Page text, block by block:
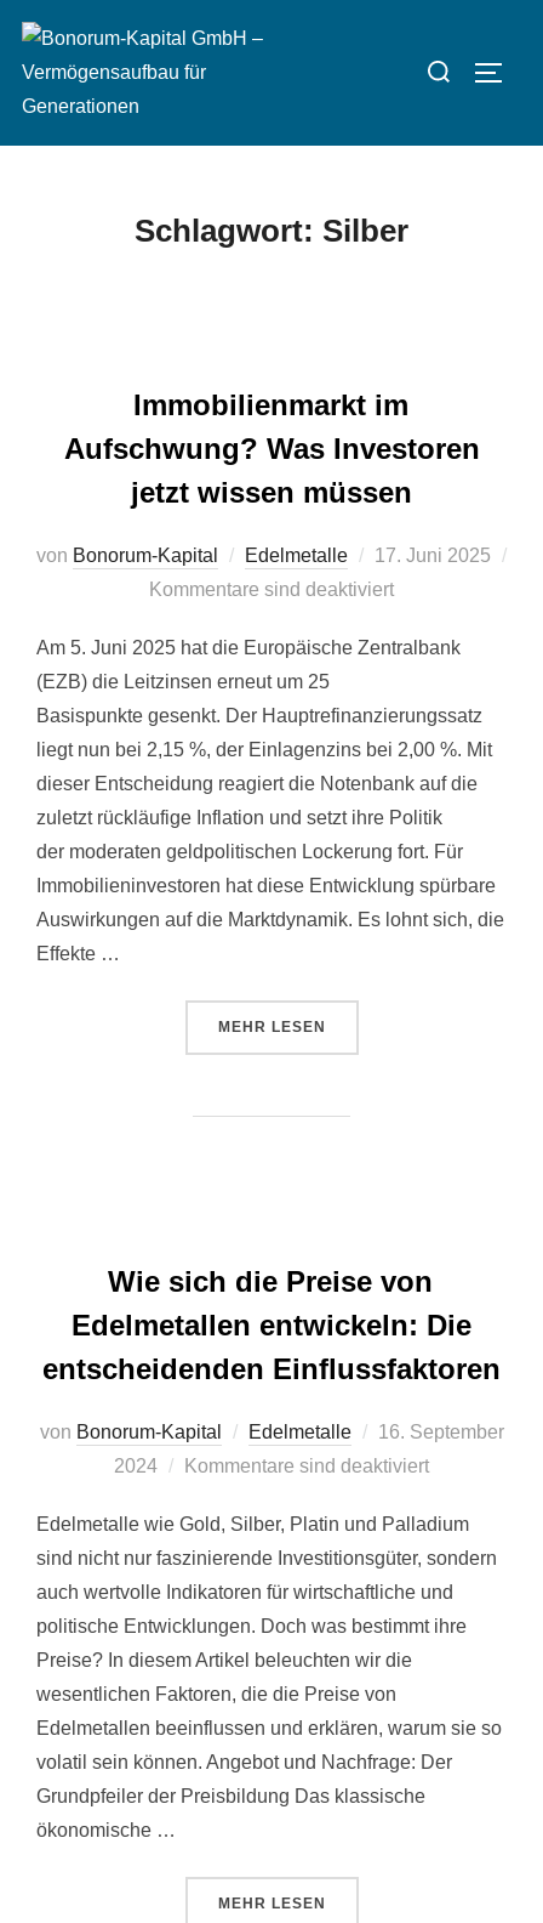
Inhalt
springen
Suchen
Schlagwort: Silber
Immobilienmarkt im
Aufschwung? Was Investoren
jetzt wissen müssen
von Bonorum-Kapital Edelmetalle
Veröffentlicht
am
17. Juni 2025
Kommentare sind deaktiviert
Am 5. Juni 2025 hat die Europäische Zentralbank
(EZB) die Leitzinsen erneut um 25
Basispunkte gesenkt. Der Hauptrefinanzierungssatz
liegt nun bei 2,15 %, der Einlagenzins bei 2,00 %. Mit
dieser Entscheidung reagiert die Notenbank auf die
zuletzt rückläufige Inflation und setzt ihre Politik
der moderaten geldpolitischen Lockerung fort. Für
Immobilieninvestoren hat diese Entwicklung spürbare
Auswirkungen auf die Marktdynamik. Es lohnt sich, die
Effekte …
MEHR ÜBER „IMMOBILIENMARKT IM
LESEN
Wie sich die Preise von
Edelmetallen entwickeln: Die
entscheidenden Einflussfaktoren
von Bonorum-Kapital Edelmetalle
Veröffentlicht
am
16. September
2024
Kommentare sind deaktiviert
Edelmetalle wie Gold, Silber, Platin und Palladium
sind nicht nur faszinierende Investitionsgüter, sondern
auch wertvolle Indikatoren für wirtschaftliche und
politische Entwicklungen. Doch was bestimmt ihre
Preise? In diesem Artikel beleuchten wir die
wesentlichen Faktoren, die die Preise von
Edelmetallen beeinflussen und erklären, warum sie so
volatil sein können. Angebot und Nachfrage: Der
Grundpfeiler der Preisbildung Das klassische
ökonomische …
MEHR ÜBER „WIE SICH DIE PREISE
LESEN